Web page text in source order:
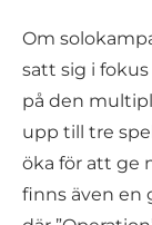
Om
satt sig i fokus
på den
upp till tre
öka för att ge
finns även en